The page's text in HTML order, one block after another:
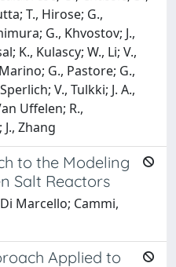
T., Hirose; G.,
G., Khvostov; J.,
K., Kulascy; W., Li; V.,
G., Pastore; G.,
V., Tulkki; J. A.,
Uffelen; R.,
Zhang
to the Modeling
Salt Reactors
Marcello; Cammi,
Applied to